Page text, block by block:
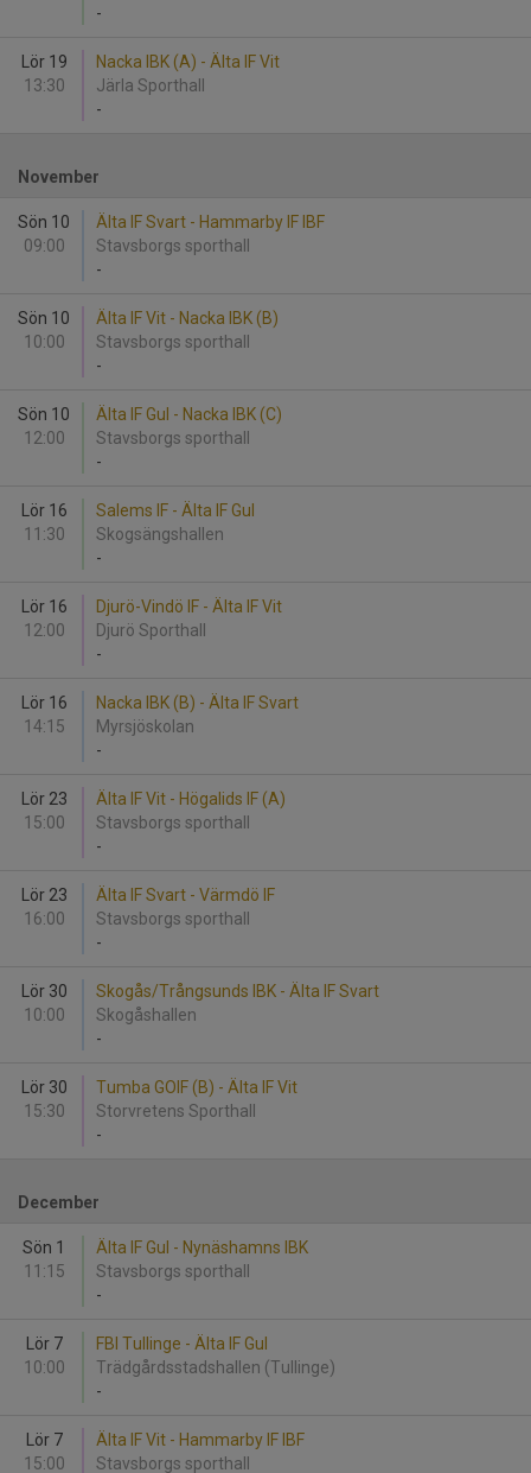
-
Lör 19
13:30
Nacka IBK (A) - Älta IF Vit
Järla Sporthall
-
November
Sön 10
09:00
Älta IF Svart - Hammarby IF IBF
Stavsborgs sporthall
-
Sön 10
10:00
Älta IF Vit - Nacka IBK (B)
Stavsborgs sporthall
-
Sön 10
12:00
Älta IF Gul - Nacka IBK (C)
Stavsborgs sporthall
-
Lör 16
11:30
Salems IF - Älta IF Gul
Skogsängshallen
-
Lör 16
12:00
Djurö-Vindö IF - Älta IF Vit
Djurö Sporthall
-
Lör 16
14:15
Nacka IBK (B) - Älta IF Svart
Myrsjöskolan
-
Lör 23
15:00
Älta IF Vit - Högalids IF (A)
Stavsborgs sporthall
-
Lör 23
16:00
Älta IF Svart - Värmdö IF
Stavsborgs sporthall
-
Lör 30
10:00
Skogås/Trångsunds IBK - Älta IF Svart
Skogåshallen
-
Lör 30
15:30
Tumba GOIF (B) - Älta IF Vit
Storvretens Sporthall
-
December
Sön 1
11:15
Älta IF Gul - Nynäshamns IBK
Stavsborgs sporthall
-
Lör 7
10:00
FBI Tullinge - Älta IF Gul
Trädgårdsstadshallen (Tullinge)
-
Lör 7
15:00
Älta IF Vit - Hammarby IF IBF
Stavsborgs sporthall